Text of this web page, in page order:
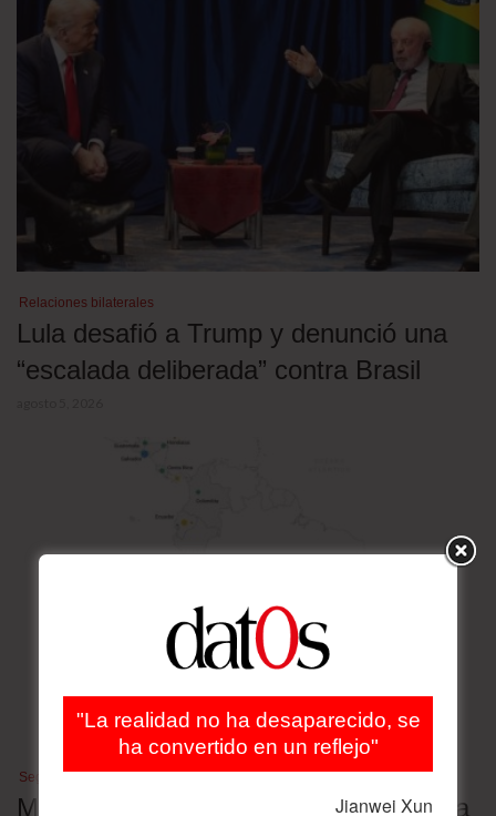
Relaciones bilaterales
Lula desafió a Trump y denunció una
“escalada deliberada” contra Brasil
Seguridad
Mapa de las megacárceles de América
"La realidad no ha desaparecido, se
ha convertido en un reflejo"
Jianwei Xun